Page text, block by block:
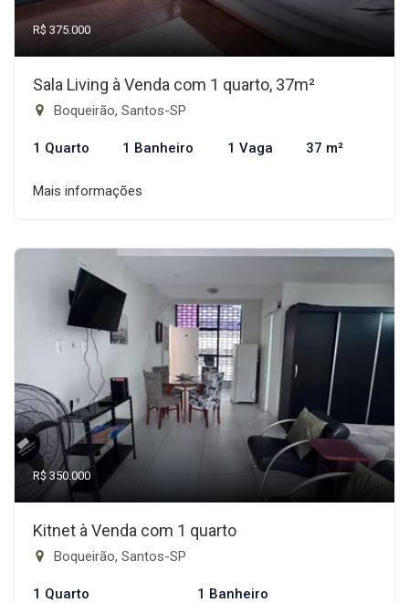
R$ 375.000
Sala Living à Venda com 1 quarto, 37m²
Boqueirão, Santos-SP
1 Quarto 1 Banheiro 1 Vaga 37 m²
Mais informações
R$ 350.000
Kitnet à Venda com 1 quarto
Boqueirão, Santos-SP
1 Quarto 1 Banheiro